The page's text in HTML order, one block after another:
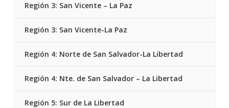
Región 3: San Vicente – La Paz
Región 3: San Vicente-La Paz
Región 4: Norte de San Salvador-La Libertad
Región 4: Nte. de San Salvador – La Libertad
Región 5: Sur de La Libertad